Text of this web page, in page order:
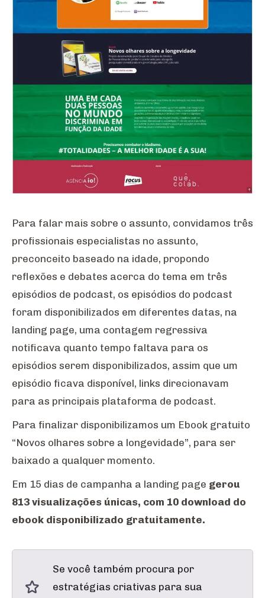
Para falar mais sobre o assunto, convidamos três
profissionais especialistas no assunto,
preconceito baseado na idade, propondo
reflexões e debates acerca do tema em três
episódios de podcast, os episódios do podcast
foram disponibilizados em diferentes datas, na
landing page, uma contagem regressiva
notificava quanto tempo faltava para os
episódios serem disponibilizados, assim que um
episódio ficava disponível, links direcionavam
para as principais plataforma de podcast.
Para finalizar disponibilizamos um Ebook gratuito
“Novos olhares sobre a longevidade”, para ser
baixado a qualquer momento.
Em 15 dias de campanha a landing page gerou
813 visualizações únicas, com 10 download do
ebook disponibilizado gratuitamente.
Se você também procura por
estratégias criativas para sua